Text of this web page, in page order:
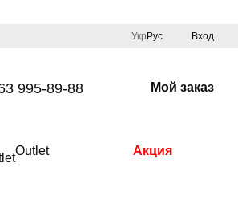
Укр Рус Вход
995-89-88 Мой заказ
Outlet Акция